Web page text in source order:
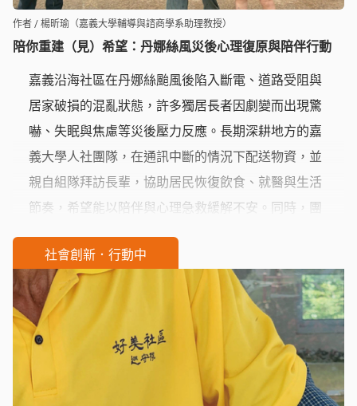
陪你重建（見）希望：丹娜絲風災後心理復原與陪伴行動
作者 / 楊昕瑜（嘉義大學輔導與諮商學系助理教授）
嘉義沿海社區在丹娜絲颱風後陷入斷電、道路受阻與
居家破損的混亂狀態，許多獨居長者因劇變而出現驚
嚇、失眠與焦慮等災後壓力反應。長期深耕地方的嘉
義大學人社團隊，在通訊中斷的情況下配送物資，並
親自組隊拜訪長輩，協助居民恢復飲食、就醫與生活
節奏，希望能以陪伴與心理急救緩解不安。同時，團
隊也看見居民自主清掃宮廟、照顧鄰里等韌性行動。
「大學陪伴」與「社區共照」，不僅及時回應災後需
求，也促進社區自助與心理復原能量的再生。
社會創新．行動中